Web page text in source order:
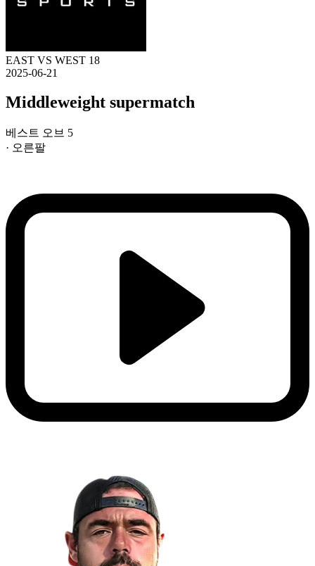
EAST VS WEST 18
2025-06-21
Middleweight supermatch
베스트 오브 5
· 오른팔